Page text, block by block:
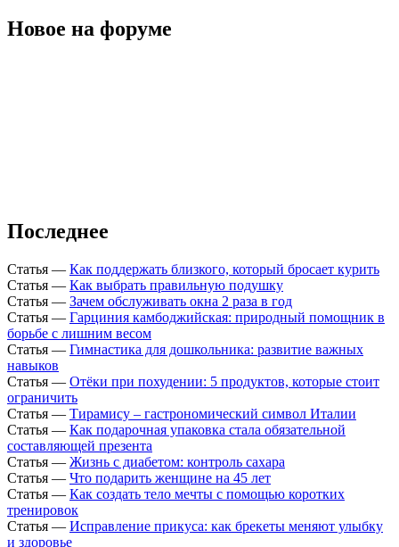
Новое на форуме
Последнее
Статья — Как поддержать близкого, который бросает курить
Статья — Как выбрать правильную подушку
Статья — Зачем обслуживать окна 2 раза в год
Статья — Гарциния камбоджийская: природный помощник в
борьбе с лишним весом
Статья — Гимнастика для дошкольника: развитие важных
навыков
Статья — Отёки при похудении: 5 продуктов, которые стоит
ограничить
Статья — Тирамису – гастрономический символ Италии
Статья — Как подарочная упаковка стала обязательной
составляющей презента
Статья — Жизнь с диабетом: контроль сахара
Статья — Что подарить женщине на 45 лет
Статья — Как создать тело мечты с помощью коротких
тренировок
Статья — Исправление прикуса: как брекеты меняют улыбку
и здоровье